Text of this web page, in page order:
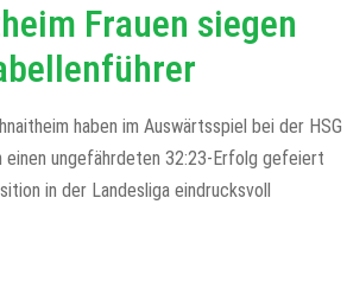
Frauen siegen
haben im Auswärtsspiel bei der HSG
einen ungefährdeten 32:23-Erfolg gefeiert
in der Landesliga eindrucksvoll